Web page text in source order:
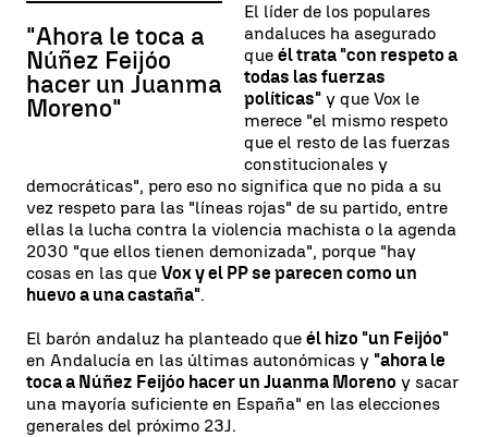
"Ahora le toca a
Núñez Feijóo
hacer un Juanma
Moreno"
El líder de los populares
andaluces ha asegurado
que él trata "con respeto a
todas las fuerzas
políticas" y que Vox le
merece "el mismo respeto
que el resto de las fuerzas
constitucionales y
democráticas", pero eso no significa que no pida a su
vez respeto para las "líneas rojas" de su partido, entre
ellas la lucha contra la violencia machista o la agenda
2030 "que ellos tienen demonizada", porque "hay
cosas en las que Vox y el PP se parecen como un
huevo a una castaña".
El barón andaluz ha planteado que él hizo "un Feijóo"
en Andalucía en las últimas autonómicas y "ahora le
toca a Núñez Feijóo hacer un Juanma Moreno y sacar
una mayoría suficiente en España" en las elecciones
generales del próximo 23J.